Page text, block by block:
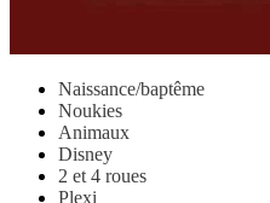
Naissance/baptême
Noukies
Animaux
Disney
2 et 4 roues
Plexi